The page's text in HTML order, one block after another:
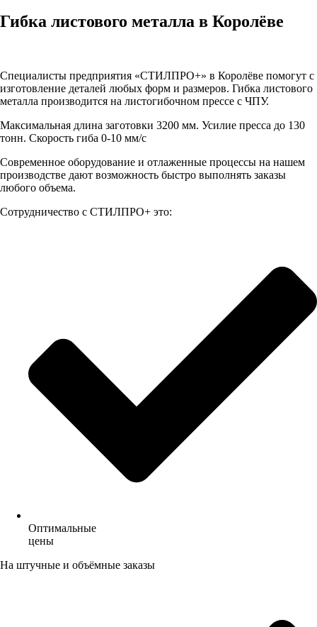
Гибка листового металла в Королёве
Специалисты предприятия «СТИЛПРО+» в Королёве помогут с
изготовление деталей любых форм и размеров. Гибка листового
металла производится на листогибочном прессе с ЧПУ.
Максимальная длина заготовки 3200 мм. Усилие пресса до 130
тонн. Скорость гиба 0-10 мм/с
Современное оборудование и отлаженные процессы на нашем
производстве дают возможность быстро выполнять заказы
любого объема.
Сотрудничество с СТИЛПРО+ это:
Оптимальные
цены
На штучные и объёмные заказы